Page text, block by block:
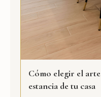
Cómo elegir el
estancia de tu casa